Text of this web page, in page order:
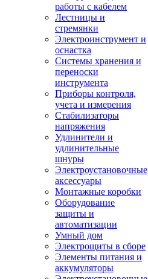
работы с кабелем
Лестницы и
стремянки
Электроинструмент и
оснастка
Системы хранения и
переноски
инструмента
Приборы контроля,
учета и измерения
Стабилизаторы
напряжения
Удлинители и
удлинительные
шнуры
Электроустановочные
аксессуары
Монтажные коробки
Оборудование
защиты и
автоматизации
Умный дом
Электрощиты в сборе
Элементы питания и
аккумуляторы